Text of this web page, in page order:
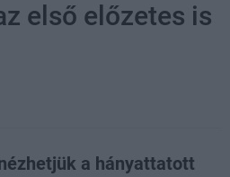
első előzetes is
a hányattatott